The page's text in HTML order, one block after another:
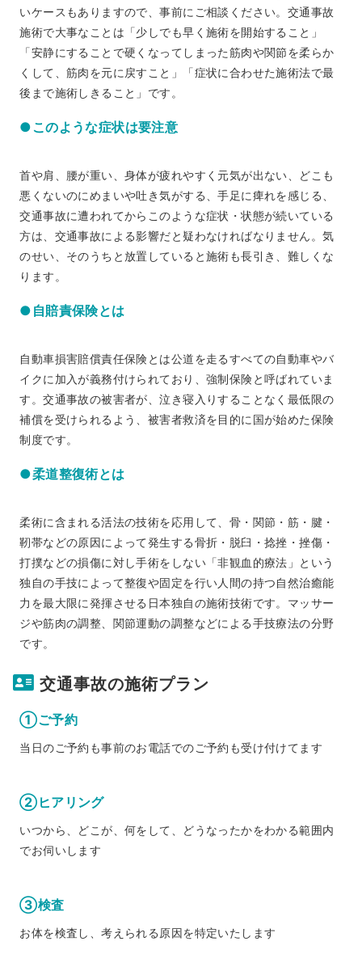
いケースもありますので、事前にご相談ください。交通事故
施術で大事なことは「少しでも早く施術を開始すること」
「安静にすることで硬くなってしまった筋肉や関節を柔らか
くして、筋肉を元に戻すこと」「症状に合わせた施術法で最
後まで施術しきること」です。
●このような症状は要注意
首や肩、腰が重い、身体が疲れやすく元気が出ない、どこも
悪くないのにめまいや吐き気がする、手足に痺れを感じる、
交通事故に遭われてからこのような症状・状態が続いている
方は、交通事故による影響だと疑わなければなりません。気
のせい、そのうちと放置していると施術も長引き、難しくな
ります。
●自賠責保険とは
自動車損害賠償責任保険とは公道を走るすべての自動車やバ
イクに加入が義務付けられており、強制保険と呼ばれていま
す。交通事故の被害者が、泣き寝入りすることなく最低限の
補償を受けられるよう、被害者救済を目的に国が始めた保険
制度です。
●柔道整復術とは
柔術に含まれる活法の技術を応用して、骨・関節・筋・腱・
靭帯などの原因によって発生する骨折・脱臼・捻挫・挫傷・
打撲などの損傷に対し手術をしない「非観血的療法」という
独自の手技によって整復や固定を行い人間の持つ自然治癒能
力を最大限に発揮させる日本独自の施術技術です。マッサー
ジや筋肉の調整、関節運動の調整などによる手技療法の分野
です。
交通事故の施術プラン
①ご予約
当日のご予約も事前のお電話でのご予約も受け付けてます
②ヒアリング
いつから、どこが、何をして、どうなったかをわかる範囲内
でお伺いします
③検査
お体を検査し、考えられる原因を特定いたします